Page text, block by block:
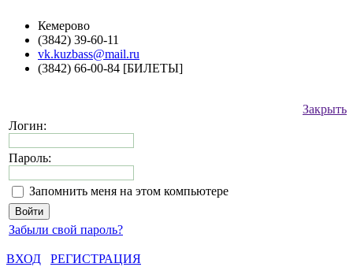
Кемерово
(3842) 39-60-11
vk.kuzbass@mail.ru
(3842) 66-00-84 [БИЛЕТЫ]
Закрыть
Логин:
Пароль:
Запомнить меня на этом компьютере
Забыли свой пароль?
ВХОД
РЕГИСТРАЦИЯ